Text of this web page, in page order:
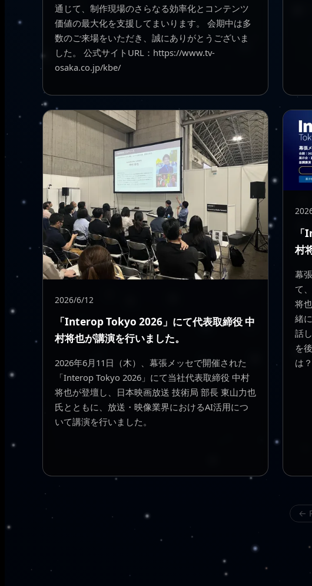
通じて、制作現場のさらなる効率化とコンテンツ
価値の最大化を支援してまいります。 会期中は多
数のご来場をいただき、誠にありがとうございま
した。 公式サイトURL：https://www.tv-
osaka.co.jp/kbe/
2026/6/12
「Interop Tokyo 2026」にて代表取締役 中
村将也が講演を行いました。
2026年6月11日（木）、幕張メッセで開催された
「Interop Tokyo 2026」にて当社代表取締役 中村
将也が登壇し、日本映画放送 技術局 部長 東山力也
氏とともに、放送・映像業界におけるAI活用につ
いて講演を行いました。
村
幕
て
将
緒
話
を
は
←